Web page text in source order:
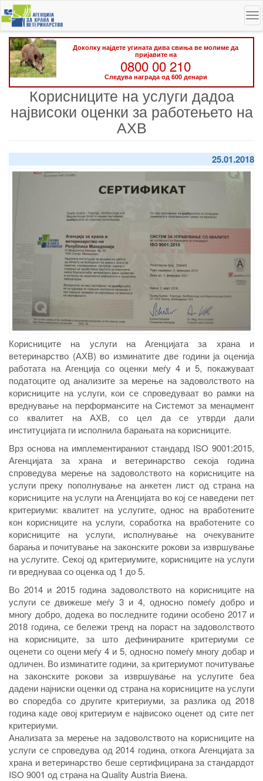
Skip
to
main
content
Доколку најдете угината дива свиња ве молиме да
пријавите на
0800 00 210
Следува награда од 600 денари
Корисниците на услуги дадоа
највисоки оценки за работењето на
АХВ
25.01.2018
Корисниците на услуги на Агенцијата за храна и
ветеринарство (АХВ) во изминатите две години ја оценија
работата на Агенција со оценки меѓу 4 и 5, покажуваат
податоците од анализите за мерење на задоволството на
корисниците на услуги, кои се спроведуваат во рамки на
вреднување на перформансите на Системот за менаџмент
со квалитет на АХВ, со цел да се утврди дали
институцијата ги исполнила барањата на корисниците.
Врз основа на имплементираниот стандард ISO 9001:2015,
Агенцијата за храна и ветеринарство секоја година
спроведува мерење на задоволството на корисниците на
услуги преку пополнување на анкетен лист од страна на
корисниците на услуги на Агенцијата во кој се наведени пет
критериуми: квалитет на услугите, однос на вработените
кон корисниците на услуги, соработка на вработените со
корисниците на услуги, исполнување на очекуваните
барања и почитување на законските рокови за извршување
на услугите. Секој од критериумите, корисниците на услуги
ги вреднуваа со оценка од 1 до 5.
Во 2014 и 2015 година задоволството на корисниците на
услуги се движеше меѓу 3 и 4, односно помеѓу добро и
многу добро, додека во последните години особено 2017 и
2018 година, се бележи тренд на пораст на задоволството
на корисниците, за што дефинираните критериуми се
оценети со оцени меѓу 4 и 5, односно помеѓу многу добар и
одличен. Во изминатите години, за критериумот почитување
на законските рокови за извршување на услугите беа
дадени најниски оценки од страна на корисниците на услуги
во споредба со другите критериуми, за разлика од 2018
година каде овој критериум е највисоко оценет од сите пет
критериуми.
Анализата за мерење на задоволството на корисниците на
услуги се спроведува од 2014 година, откога Агенцијата за
храна и ветеринарство беше сертифицирана за стандардот
ISO 9001 од страна на Quality Austria Виена.